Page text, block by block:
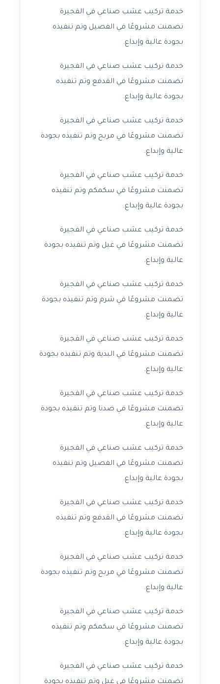
خدمة تركيب عشب صناعي في الفجيرة
تضمنت مشروعًا في الفصيل وتم تنفيذه
بجودة عالية وإبداع.
خدمة تركيب عشب صناعي في الفجيرة
تضمنت مشروعًا في القدفع وتم تنفيذه
بجودة عالية وإبداع.
خدمة تركيب عشب صناعي في الفجيرة
تضمنت مشروعًا في مربح وتم تنفيذه بجودة
عالية وإبداع.
خدمة تركيب عشب صناعي في الفجيرة
تضمنت مشروعًا في سكمكم وتم تنفيذه
بجودة عالية وإبداع.
خدمة تركيب عشب صناعي في الفجيرة
تضمنت مشروعًا في غيل وتم تنفيذه بجودة
عالية وإبداع.
خدمة تركيب عشب صناعي في الفجيرة
تضمنت مشروعًا في شرم وتم تنفيذه بجودة
عالية وإبداع.
خدمة تركيب عشب صناعي في الفجيرة
تضمنت مشروعًا في البدية وتم تنفيذه بجودة
عالية وإبداع.
خدمة تركيب عشب صناعي في الفجيرة
تضمنت مشروعًا في ضدنا وتم تنفيذه بجودة
عالية وإبداع.
خدمة تركيب عشب صناعي في الفجيرة
تضمنت مشروعًا في الفصيل وتم تنفيذه
بجودة عالية وإبداع.
خدمة تركيب عشب صناعي في الفجيرة
تضمنت مشروعًا في القدفع وتم تنفيذه
بجودة عالية وإبداع.
خدمة تركيب عشب صناعي في الفجيرة
تضمنت مشروعًا في مربح وتم تنفيذه بجودة
عالية وإبداع.
خدمة تركيب عشب صناعي في الفجيرة
تضمنت مشروعًا في سكمكم وتم تنفيذه
بجودة عالية وإبداع.
خدمة تركيب عشب صناعي في الفجيرة
تضمنت مشروعًا في غيل وتم تنفيذه بجودة